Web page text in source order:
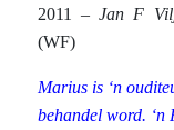
2011 –Jan F
(WF)
Marius is ‘n
behandel word. ‘n